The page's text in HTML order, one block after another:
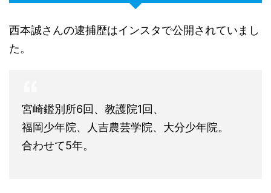
西本誠さんの逮捕歴はインスタで公開されていまし
た。
宮崎鑑別所6回、教護院1回、
福岡少年院、人吉農芸学院、大分少年院。
合わせて5年。